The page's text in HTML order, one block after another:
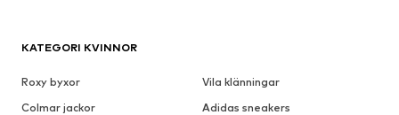
KATEGORI KVINNOR
Roxy byxor
Vila klänningar
Colmar jackor
Adidas sneakers